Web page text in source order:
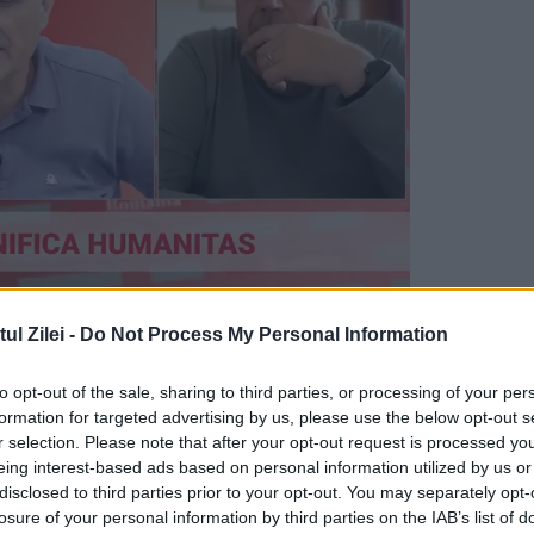
Zilei - Do Not Process My Personal Information
opt-out of the sale, sharing to third parties, or processing of your
for targeted advertising by us, please use the below opt-out
selection. Please note that after your opt-out request is processed
interest-based ads based on personal information utilized by us
to third parties prior to your opt-out. You may separately
of your personal information by third parties on the IAB’s list of
chinezești ar urma să fie excluse din
precizat sursele. De asemenea, guvernul
de Huawei și ZTE din „rețeaua de
pieselor noi, ci și celor care au fost deja